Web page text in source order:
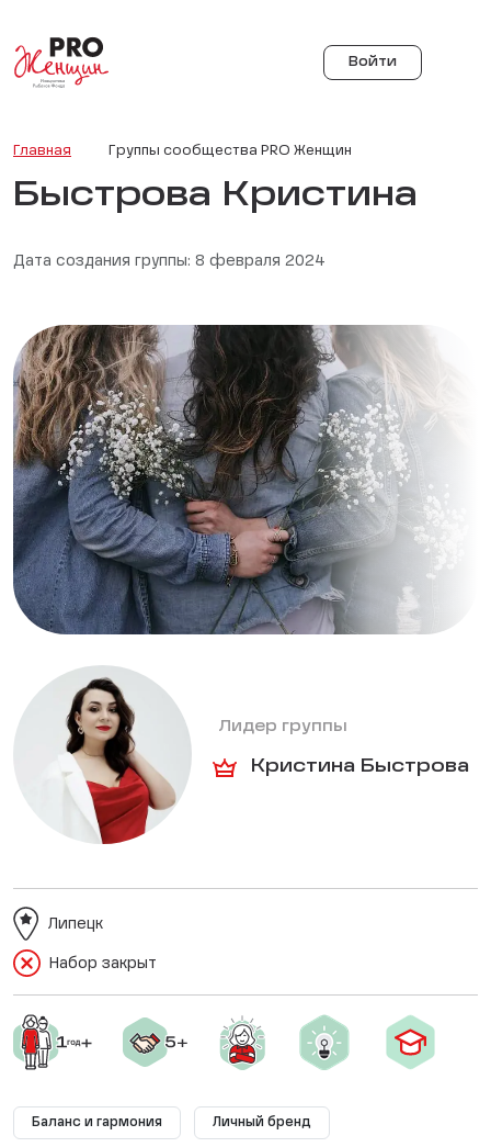
Войти
Главная Группы сообщества PRO Женщин
Быстрова Кристина
Дата создания группы: 8 февраля 2024
Лидер группы
Кристина Быстрова
Набор закрыт
Липецк
Баланс и гармония Личный бренд